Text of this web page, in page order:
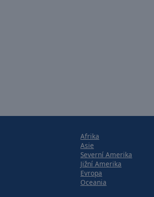
Afrika
Asie
Severní Amerika
Jižní Amerika
Evropa
Oceania